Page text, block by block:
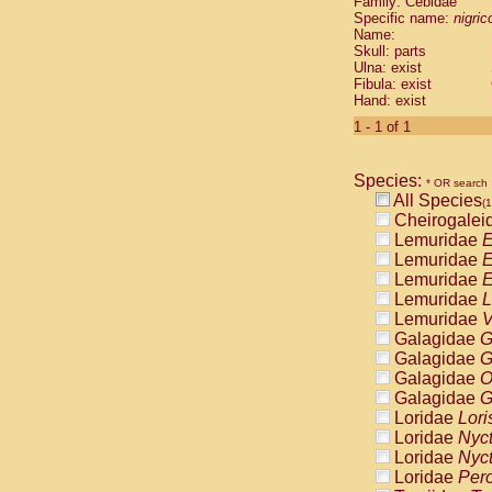
Cebidae
Cebidae
Cebidae
Cebidae
Cebidae
Cebidae
Cebidae
Cebidae
Cebidae
Cebidae
Cebidae
Cebidae
Atelidae
Atelidae
Atelidae
Atelidae
Atelidae
Atelidae
Atelidae
Atelidae
Atelidae
Atelidae
Pitheciidae
Specific name:
Name:
Skull: parts
Ulna: exist
Fibula: exist
Hand: exist
1 - 1 of 1
Species: * OR search
All Species
Lemuridae
Lemuridae
Lemuridae
Lemuridae
Lemuridae
Galagidae
Galagidae
Galagidae
Galagidae
Loridae
Loridae
Loridae
Loridae